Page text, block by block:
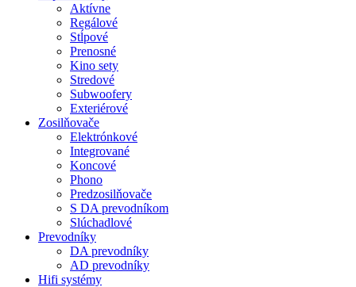
Aktívne
Regálové
Stĺpové
Prenosné
Kino sety
Stredové
Subwoofery
Exteriérové
Zosilňovače
Elektrónkové
Integrované
Koncové
Phono
Predzosilňovače
S DA prevodníkom
Slúchadlové
Prevodníky
DA prevodníky
AD prevodníky
Hifi systémy